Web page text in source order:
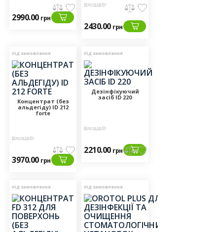
2990.00 грн
Відгуків (0)
2430.00 грн
під замовлення
Концентрат (без
альдегіду) ID 212
forte
Відгуків (0)
3970.00 грн
під замовлення
Дезінфікуючий
засіб ID 220
Відгуків (0)
2210.00 грн
під замовлення під замовлення